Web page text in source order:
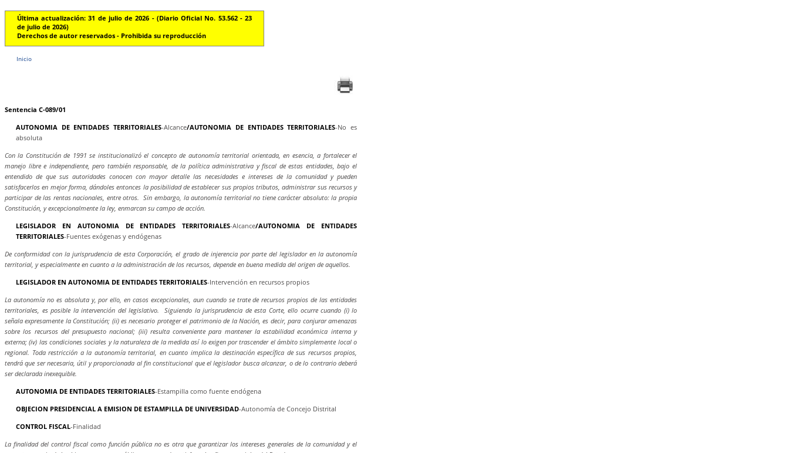
Última actualización: 31 de julio de 2026 - (Diario Oficial No. 53.562 - 23
de julio de 2026)
Derechos de autor reservados - Prohibida su reproducción
Inicio
Sentencia C-089/01
AUTONOMIA DE ENTIDADES TERRITORIALES-Alcance/AUTONOMIA DE ENTIDADES TERRITORIALES-No es
absoluta
Con la Constitución de 1991 se institucionalizó el concepto de autonomía territorial orientada, en esencia, a fortalecer el
manejo libre e independiente, pero también responsable, de la política administrativa y fiscal de estas entidades, bajo el
entendido de que sus autoridades conocen con mayor detalle las necesidades e intereses de la comunidad y pueden
satisfacerlos en mejor forma, dándoles entonces la posibilidad de establecer sus propios tributos, administrar sus recursos y
participar de las rentas nacionales, entre otros. Sin embargo, la autonomía territorial no tiene carácter absoluto: la propia
Constitución, y excepcionalmente la ley, enmarcan su campo de acción.
LEGISLADOR EN AUTONOMIA DE ENTIDADES TERRITORIALES-Alcance/AUTONOMIA DE ENTIDADES
TERRITORIALES-Fuentes exógenas y endógenas
De conformidad con la jurisprudencia de esta Corporación, el grado de injerencia por parte del legislador en la autonomía
territorial, y especialmente en cuanto a la administración de los recursos, depende en buena medida del origen de aquellos.
LEGISLADOR EN AUTONOMIA DE ENTIDADES TERRITORIALES-Intervención en recursos propios
La autonomía no es absoluta y, por ello, en casos excepcionales, aun cuando se trate de recursos propios de las entidades
territoriales, es posible la intervención del legislativo. Siguiendo la jurisprudencia de esta Corte, ello ocurre cuando (i) lo
señala expresamente la Constitución; (ii) es necesario proteger el patrimonio de la Nación, es decir, para conjurar amenazas
sobre los recursos del presupuesto nacional; (iii) resulta conveniente para mantener la estabilidad económica interna y
externa; (iv) las condiciones sociales y la naturaleza de la medida así lo exigen por trascender el ámbito simplemente local o
regional. Toda restricción a la autonomía territorial, en cuanto implica la destinación específica de sus recursos propios,
tendrá que ser necesaria, útil y proporcionada al fin constitucional que el legislador busca alcanzar, o de lo contrario deberá
ser declarada inexequible.
AUTONOMIA DE ENTIDADES TERRITORIALES-Estampilla como fuente endógena
OBJECION PRESIDENCIAL A EMISION DE ESTAMPILLA DE UNIVERSIDAD-Autonomía de Concejo Distrital
CONTROL FISCAL-Finalidad
La finalidad del control fiscal como función pública no es otra que garantizar los intereses generales de la comunidad y el